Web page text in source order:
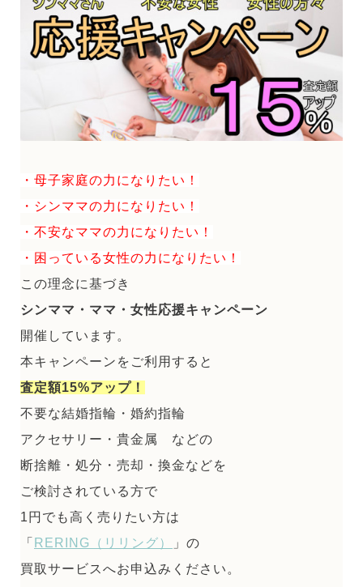
・母子家庭の力になりたい！
・シンママの力になりたい！
・不安なママの力になりたい！
・困っている女性の力になりたい！
この理念に基づき
シンママ・ママ・女性応援キャンペーン
開催しています。
本キャンペーンをご利用すると
査定額15%アップ！
不要な結婚指輪・婚約指輪
アクセサリー・貴金属 などの
断捨離・処分・売却・換金などを
ご検討されている方で
1円でも高く売りたい方は
「 RERING（リリング）
」の
買取サービスへお申込みください。